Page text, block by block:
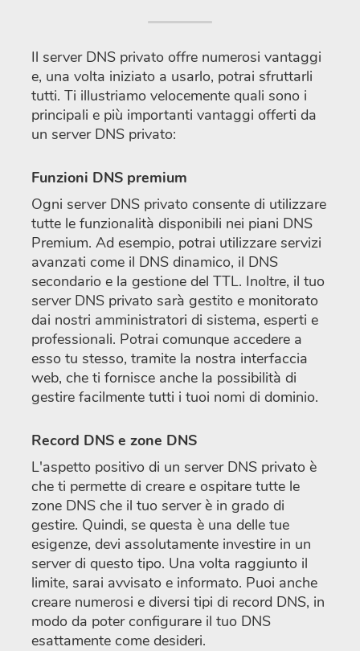
Il server DNS privato offre numerosi vantaggi
e, una volta iniziato a usarlo, potrai sfruttarli
tutti. Ti illustriamo velocemente quali sono i
principali e più importanti vantaggi offerti da
un server DNS privato:
Funzioni DNS premium
Ogni server DNS privato consente di utilizzare
tutte le funzionalità disponibili nei piani DNS
Premium. Ad esempio, potrai utilizzare servizi
avanzati come il DNS dinamico, il DNS
secondario e la gestione del TTL. Inoltre, il tuo
server DNS privato sarà gestito e monitorato
dai nostri amministratori di sistema, esperti e
professionali. Potrai comunque accedere a
esso tu stesso, tramite la nostra interfaccia
web, che ti fornisce anche la possibilità di
gestire facilmente tutti i tuoi nomi di dominio.
Record DNS e zone DNS
L'aspetto positivo di un server DNS privato è
che ti permette di creare e ospitare tutte le
zone DNS che il tuo server è in grado di
gestire. Quindi, se questa è una delle tue
esigenze, devi assolutamente investire in un
server di questo tipo. Una volta raggiunto il
limite, sarai avvisato e informato. Puoi anche
creare numerosi e diversi tipi di record DNS, in
modo da poter configurare il tuo DNS
esattamente come desideri.